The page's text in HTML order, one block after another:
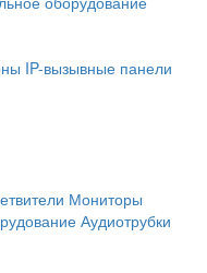
IP-вызывные панели
Мониторы
Аудиотрубки